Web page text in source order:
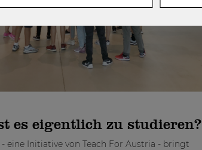
es eigentlich zu studieren?
eine Initiative von Teach For Austria - bringt